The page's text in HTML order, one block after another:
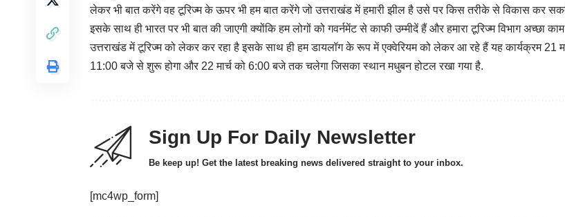
लेकर भी बात करेंगे वह टूरिज्म के ऊपर भी हम बात करेंगे जो उत्तराखंड में हमारी झील है उसे पर किस तरीके से विकास कर
इसके साथ ही भारत पर भी बात की जाएगी क्योंकि हम लोगों को गवर्नमेंट से काफी उम्मीदें हैं और हमारा टूरिज्म विभाग अच्छा काम
उत्तराखंड में टूरिज्म को लेकर कर रहा है इसके साथ ही हम डायलॉग के रूप में एक्वेरियम को लेकर आ रहे हैं यह कार्यक्रम 21
11:00 बजे से शुरू होगा और 22 मार्च को 6:00 बजे तक चलेगा जिसका स्थान मधुबन होटल रखा गया है.
Sign Up For Daily Newsletter
Be keep up! Get the latest breaking news delivered straight to your inbox.
[mc4wp_form]